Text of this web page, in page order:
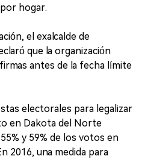
hogar.
el exalcalde de
que la organización
antes de la fecha límite
electorales para legalizar
en Dakota del Norte
y 59% de los votos en
2016, una medida para